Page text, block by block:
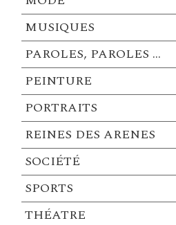
MUSIQUES
PAROLES, PAROLES …
PEINTURE
PORTRAITS
REINES DES ARENES
SOCIÉTÉ
SPORTS
THÉATRE